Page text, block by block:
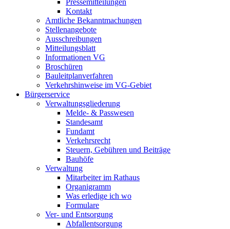
Pressemitteilungen
Kontakt
Amtliche Bekanntmachungen
Stellenangebote
Ausschreibungen
Mitteilungsblatt
Informationen VG
Broschüren
Bauleitplanverfahren
Verkehrshinweise im VG-Gebiet
Bürgerservice
Verwaltungsgliederung
Melde- & Passwesen
Standesamt
Fundamt
Verkehrsrecht
Steuern, Gebühren und Beiträge
Bauhöfe
Verwaltung
Mitarbeiter im Rathaus
Organigramm
Was erledige ich wo
Formulare
Ver- und Entsorgung
Abfallentsorgung